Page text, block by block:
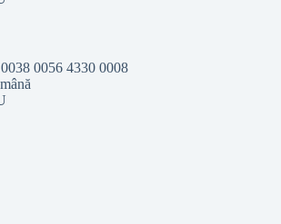
0056 4330 0008